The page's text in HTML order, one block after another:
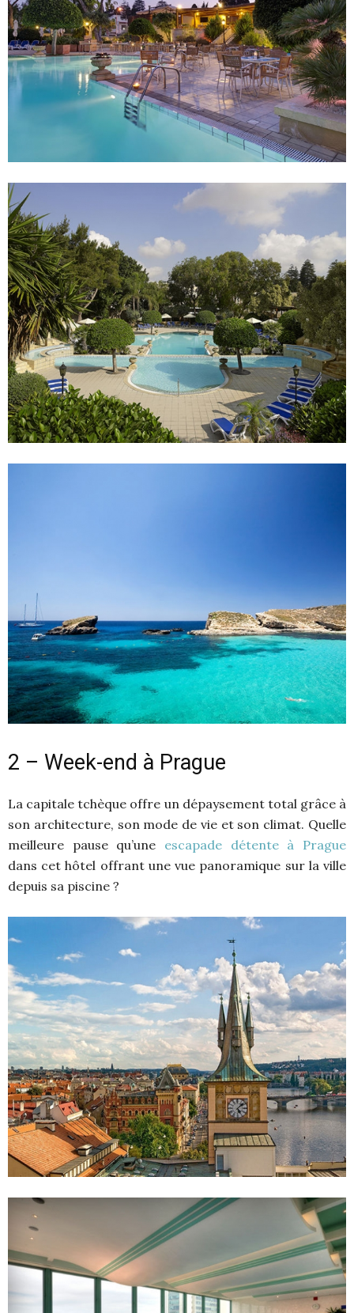
2 – Week-end à Prague
La capitale tchèque offre un dépaysement total grâce à
son architecture, son mode de vie et son climat. Quelle
meilleure pause qu’une escapade détente à Prague
dans cet hôtel offrant une vue panoramique sur la ville
depuis sa piscine ?